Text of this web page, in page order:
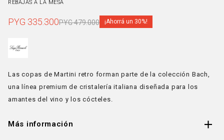
REBAJAS A LA MESA
PYG 335.300PYG479.000 30
Las copas de Martini retro forman parte de la colección Bach,
una línea premium de cristalería italiana diseñada para los
amantes del vino y los cócteles.
Más información